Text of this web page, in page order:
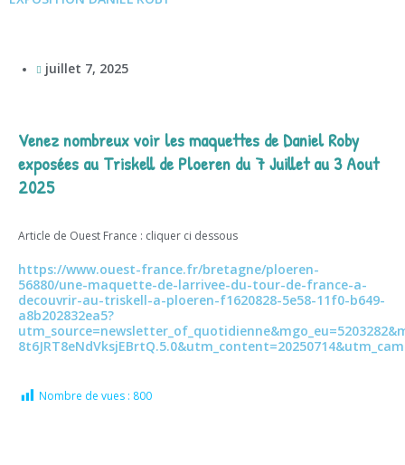
juillet 7, 2025
Venez nombreux voir les maquettes de Daniel Roby
exposées au Triskell de Ploeren du 7 Juillet au 3 Aout
2025
Article de Ouest France : cliquer ci dessous
https://www.ouest-france.fr/bretagne/ploeren-
56880/une-maquette-de-larrivee-du-tour-de-france-a-
decouvrir-au-triskell-a-ploeren-f1620828-5e58-11f0-b649-
a8b202832ea5?
Nombre de vues : 800